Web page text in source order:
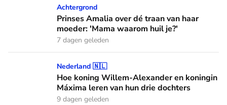
Prinses Amalia over dé traan van haar moeder: 'Mama
Achtergrond
Prinses Amalia over dé traan van haar
moeder: 'Mama waarom huil je?'
7 dagen geleden
Hoe koning Willem-Alexander en koningin Máxima leren
Nederland 🇳🇱
Hoe koning Willem-Alexander en koningin
Máxima leren van hun drie dochters
9 dagen geleden